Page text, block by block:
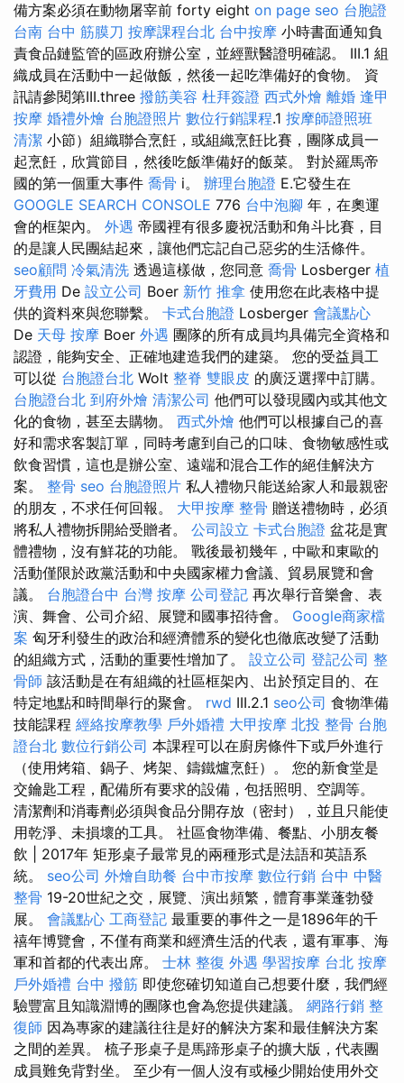
備方案必須在動物屠宰前 forty eight on page seo 台胞證
台南 台中 筋膜刀 按摩課程台北 台中按摩 小時書面通知負
責食品鏈監管的區政府辦公室，並經獸醫證明確認。 III.1 組
織成員在活動中一起做飯，然後一起吃準備好的食物。 資
訊請參閱第III.three 撥筋美容 杜拜簽證 西式外燴 離婚 逢甲
按摩 婚禮外燴 台胞證照片 數位行銷課程.1 按摩師證照班
清潔 小節）組織聯合烹飪，或組織烹飪比賽，團隊成員一
起烹飪，欣賞節目，然後吃飯準備好的飯菜。 對於羅馬帝
國的第一個重大事件 喬骨 i。 辦理台胞證 E.它發生在
GOOGLE SEARCH CONSOLE 776 台中泡腳 年，在奧運
會的框架內。 外遇 帝國裡有很多慶祝活動和角斗比賽，目
的是讓人民團結起來，讓他們忘記自己惡劣的生活條件。
seo顧問 冷氣清洗 透過這樣做，您同意 喬骨 Losberger 植
牙費用 De 設立公司 Boer 新竹 推拿 使用您在此表格中提
供的資料來與您聯繫。 卡式台胞證 Losberger 會議點心
De 天母 按摩 Boer 外遇 團隊的所有成員均具備完全資格和
認證，能夠安全、正確地建造我們的建築。 您的受益員工
可以從 台胞證台北 Wolt 整脊 雙眼皮 的廣泛選擇中訂購。
台胞證台北 到府外燴 清潔公司 他們可以發現國內或其他文
化的食物，甚至去購物。 西式外燴 他們可以根據自己的喜
好和需求客製訂單，同時考慮到自己的口味、食物敏感性或
飲食習慣，這也是辦公室、遠端和混合工作的絕佳解決方
案。 整骨 seo 台胞證照片 私人禮物只能送給家人和最親密
的朋友，不求任何回報。 大甲按摩 整骨 贈送禮物時，必須
將私人禮物拆開給受贈者。 公司設立 卡式台胞證 盆花是實
體禮物，沒有鮮花的功能。 戰後最初幾年，中歐和東歐的
活動僅限於政黨活動和中央國家權力會議、貿易展覽和會
議。 台胞證台中 台灣 按摩 公司登記 再次舉行音樂會、表
演、舞會、公司介紹、展覽和國事招待會。 Google商家檔
案 匈牙利發生的政治和經濟體系的變化也徹底改變了活動
的組織方式，活動的重要性增加了。 設立公司 登記公司 整
骨師 該活動是在有組織的社區框架內、出於預定目的、在
特定地點和時間舉行的聚會。 rwd III.2.1 seo公司 食物準備
技能課程 經絡按摩教學 戶外婚禮 大甲按摩 北投 整骨 台胞
證台北 數位行銷公司 本課程可以在廚房條件下或戶外進行
（使用烤箱、鍋子、烤架、鑄鐵爐烹飪）。 您的新食堂是
交鑰匙工程，配備所有要求的設備，包括照明、空調等。
清潔劑和消毒劑必須與食品分開存放（密封），並且只能使
用乾淨、未損壞的工具。 社區食物準備、餐點、小朋友餐
飲 | 2017年 矩形桌子最常見的兩種形式是法語和英語系
統。 seo公司 外燴自助餐 台中市按摩 數位行銷 台中 中醫
整骨 19-20世紀之交，展覽、演出頻繁，體育事業蓬勃發
展。 會議點心 工商登記 最重要的事件之一是1896年的千
禧年博覽會，不僅有商業和經濟生活的代表，還有軍事、海
軍和首都的代表出席。 士林 整復 外遇 學習按摩 台北 按摩
戶外婚禮 台中 撥筋 即使您確切知道自己想要什麼，我們經
驗豐富且知識淵博的團隊也會為您提供建議。 網路行銷 整
復師 因為專家的建議往往是好的解決方案和最佳解決方案
之間的差異。 梳子形桌子是馬蹄形桌子的擴大版，代表團
成員難免背對坐。 至少有一個人沒有或極少開始使用外交